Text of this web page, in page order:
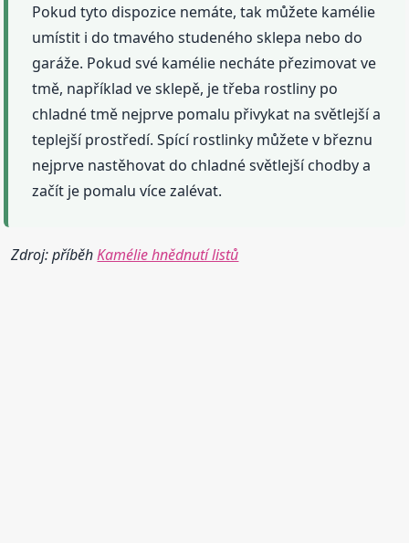
Pokud tyto dispozice nemáte, tak můžete kamélie
umístit i do tmavého studeného sklepa nebo do
garáže. Pokud své kamélie necháte přezimovat ve
tmě, například ve sklepě, je třeba rostliny po
chladné tmě nejprve pomalu přivykat na světlejší a
teplejší prostředí. Spící rostlinky můžete v březnu
nejprve nastěhovat do chladné světlejší chodby a
začít je pomalu více zalévat.
Zdroj: příběhKamélie hnědnutí listů